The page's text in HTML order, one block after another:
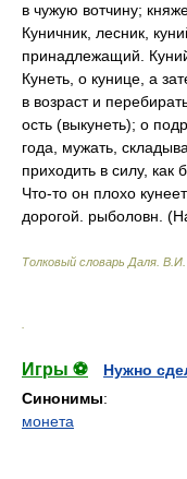
в чужую вотчину;
Куничник, лесник,
принадлежащий.
Кунеть, о кунице, а
в возраст и
ость (выкунеть); о
года, мужать,
приходить в силу, как
Что-то он плохо
дорогой. рыболовн.
Толковый словарь Даля В.И.
Игры ⚽
Нужно
Синонимы:
монета